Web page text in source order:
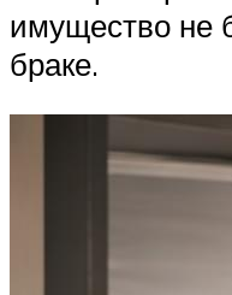
имущество не
браке.